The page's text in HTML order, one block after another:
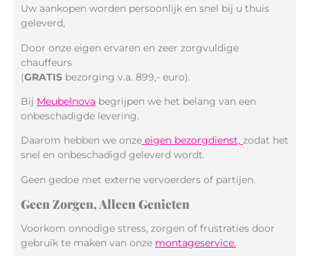
Uw aankopen worden persoonlijk en snel bij u thuis
geleverd,
Door onze eigen ervaren en zeer zorgvuldige
chauffeurs
(GRATIS bezorging v.a. 899,- euro).
Bij Meubelnova begrijpen we het belang van een
onbeschadigde levering.
Daarom hebben we onze eigen bezorgdienst, zodat het
snel en onbeschadigd geleverd wordt.
Geen gedoe met externe vervoerders of partijen.
Geen Zorgen, Alleen Genieten
Voorkom onnodige stress, zorgen of frustraties door
gebruik te maken van onze montageservice.